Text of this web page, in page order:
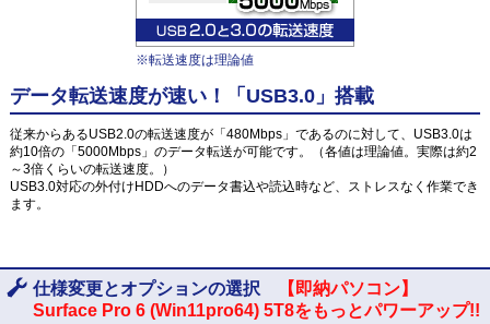
※転送速度は理論値
データ転送速度が速い！「USB3.0」搭載
従来からあるUSB2.0の転送速度が「480Mbps」であるのに対して、USB3.0は
約10倍の「5000Mbps」のデータ転送が可能です。（各値は理論値。実際は約2
～3倍くらいの転送速度。）
USB3.0対応の外付けHDDへのデータ書込や読込時など、ストレスなく作業でき
ます。
仕様変更とオプションの選択
【即納パソコン】
Surface Pro 6 (Win11pro64) 5T8をもっとパワーアップ!!